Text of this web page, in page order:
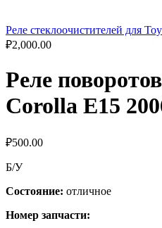
Реле стеклоочистителей для
₽2,000.00
Реле
Corolla E15
₽500.00
Б/У
Состояние: отличное
Номер запчасти: